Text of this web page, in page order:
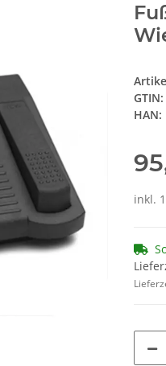
GTIN:
HAN:
inkl.